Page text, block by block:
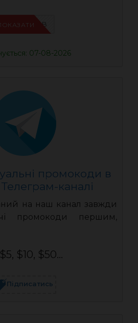
IFPIMPAB
07-08-2026
промокоди в
каналі
на наш канал завжди
промокоди першим,
$10, $50...
Підписатись